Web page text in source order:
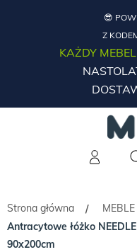
😎
Z
KAŻDY MEBEL
Strona główna / MEBLE
Antracytowe łóżko
90x200cm